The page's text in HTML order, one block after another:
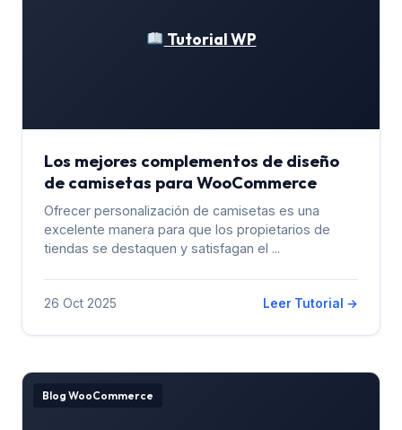
Tutorial WP
Los mejores complementos de diseño
de camisetas para WooCommerce
Ofrecer personalización de camisetas es una
excelente manera para que los propietarios de
tiendas se destaquen y satisfagan el ...
26 Oct 2025 Leer Tutorial →
Blog WooCommerce